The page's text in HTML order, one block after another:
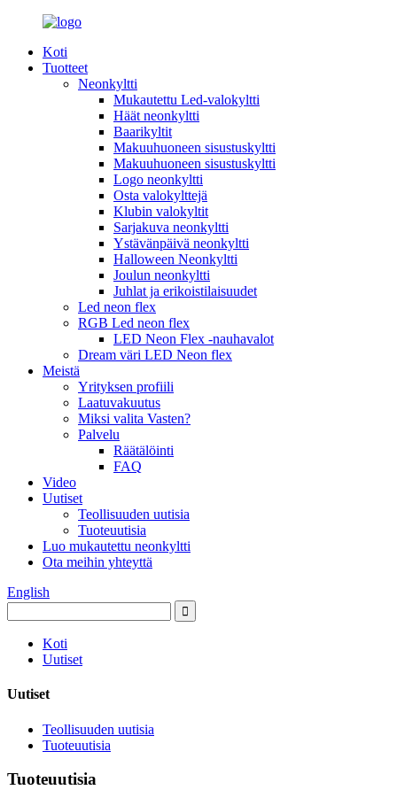
Koti
Tuotteet
Neonkyltti
Mukautettu Led-valokyltti
Häät neonkyltti
Baarikyltit
Makuuhuoneen sisustuskyltti
Makuuhuoneen sisustuskyltti
Logo neonkyltti
Osta valokylttejä
Klubin valokyltit
Sarjakuva neonkyltti
Ystävänpäivä neonkyltti
Halloween Neonkyltti
Joulun neonkyltti
Juhlat ja erikoistilaisuudet
Led neon flex
RGB Led neon flex
LED Neon Flex -nauhavalot
Dream väri LED Neon flex
Meistä
Yrityksen profiili
Laatuvakuutus
Miksi valita Vasten?
Palvelu
Räätälöinti
FAQ
Video
Uutiset
Teollisuuden uutisia
Tuoteuutisia
Luo mukautettu neonkyltti
Ota meihin yhteyttä
English
Koti
Uutiset
Uutiset
Teollisuuden uutisia
Tuoteuutisia
Tuoteuutisia